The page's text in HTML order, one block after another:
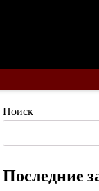
Поиск
Последние